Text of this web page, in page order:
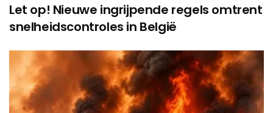
Let op! Nieuwe ingrijpende regels omtrent
snelheidscontroles in België